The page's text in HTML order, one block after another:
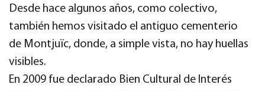
Desde hace algunos años, como colectivo,
también hemos visitado el antiguo cementerio
de Montjuïc, donde, a simple vista, no hay huellas
visibles.
En 2009 fue declarado Bien Cultural de Interés